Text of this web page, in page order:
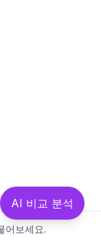
어보세요.
AI 비교 분석